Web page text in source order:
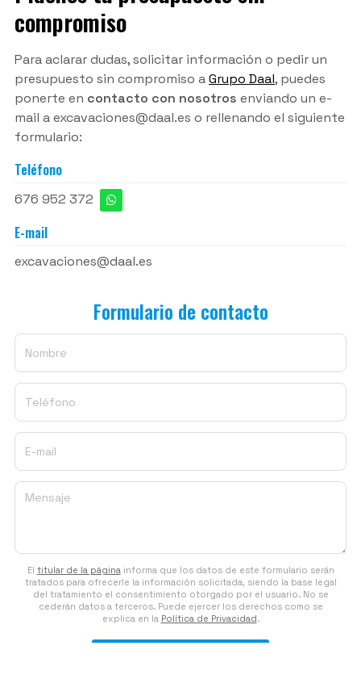
compromiso
Para aclarar dudas, solicitar información o pedir un
presupuesto sin compromiso aGrupo Daal, puedes
ponerte en contacto con nosotros enviando un e-
mail a excavaciones@daal.es o rellenando el siguiente
formulario:
Teléfono
676 952 372
E-mail
excavaciones@daal.es
Formulario de contacto
Nombre
Teléfono
E-mail
Mensaje
El titular de la página informa que los datos de este formulario serán
tratados para ofrecerle la información solicitada, siendo la base legal
del tratamiento el consentimiento otorgado por el usuario. No se
cederán datos a terceros. Puede ejercer los derechos como se
explica en la Política de Privacidad.